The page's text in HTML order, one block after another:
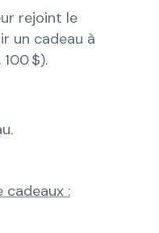
rejoint le
un cadeau à
$).
: